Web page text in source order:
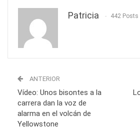
Patricia 442 Posts
ANTERIOR
Vídeo: Unos bisontes a la
carrera dan la voz de
alarma en el volcán de
Yellowstone